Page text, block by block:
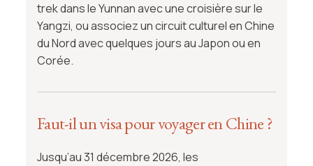
trek dans le Yunnan avec une croisière sur le
Yangzi, ou associez un circuit culturel en Chine
du Nord avec quelques jours au Japon ou en
Corée.
Faut-il un visa pour voyager en Chine ?
Jusqu’au 31 décembre 2026, les